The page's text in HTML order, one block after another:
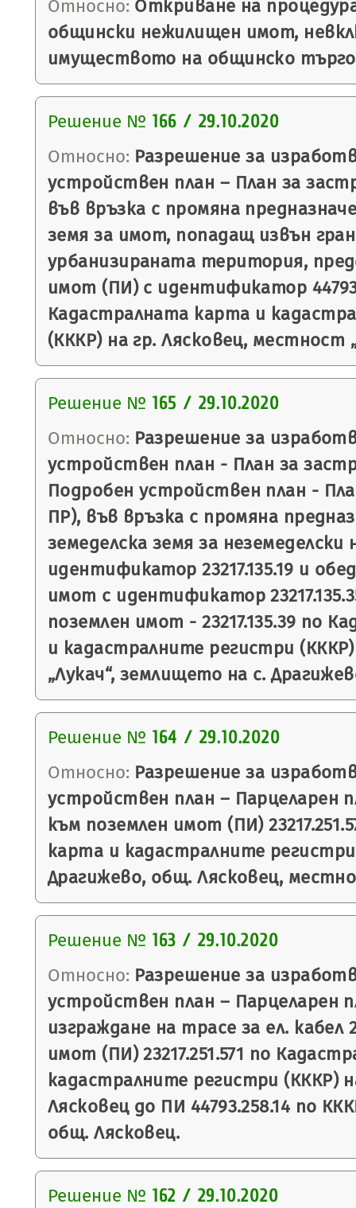
Относно: Откриване на
общински нежилищен имот,
имуществото на общинско
Решение № 166 / 29.10.2020
Относно: Разрешение за
устройствен план – План за
във връзка с промяна
земя за имот, попадащ извън
урбанизираната територия,
имот (ПИ) с идентификатор
Кадастралната карта и
(КККР) на гр. Лясковец, местност
Решение № 165 / 29.10.2020
Относно: Разрешение за
устройствен план - План за
Подробен устройствен план -
ПР), във връзка с промяна
земеделска земя за
идентификатор 23217.135.19 и
имот с идентификатор
поземлен имот - 23217.135.39 по
и кадастралните регистри
„Лукач“, землището на с.
Решение № 164 / 29.10.2020
Относно: Разрешение за
устройствен план – Парцеларен
към поземлен имот (ПИ)
карта и кадастралните
Драгижево, общ. Лясковец,
Решение № 163 / 29.10.2020
Относно: Разрешение за
устройствен план – Парцеларен
изграждане на трасе за ел. кабел
имот (ПИ) 23217.251.571 по
кадастралните регистри (КККР)
Лясковец до ПИ 44793.258.14 по
общ. Лясковец.
Решение № 162 / 29.10.2020